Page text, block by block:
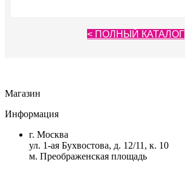
товара.
< ПОЛНЫЙ КАТАЛОГ
Магазин
Информация
г. Москва
ул. 1-ая Бухвостова, д. 12/11, к. 10
м. Преображенская площадь